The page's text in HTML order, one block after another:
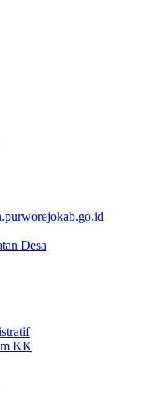
Desa
KK